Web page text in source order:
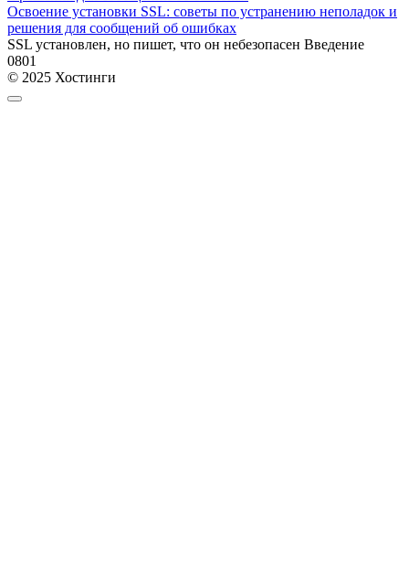
Освоение установки SSL: советы по устранению неполадок и
решения для сообщений об ошибках
SSL установлен, но пишет, что он небезопасен Введение
0801
© 2025 Хостинги